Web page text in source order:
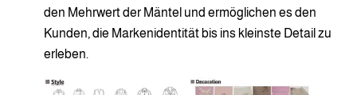
den Mehrwert der Mäntel und ermöglichen es den
Kunden, die Markenidentität bis ins kleinste Detail zu
erleben.